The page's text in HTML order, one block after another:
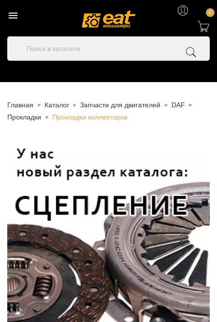
 0
Главная Каталог Запчасти для двигателей
DAF
Прокладки
Прокладки коллекторов